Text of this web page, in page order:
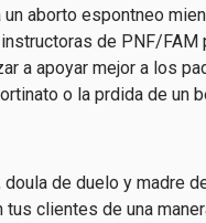
aborto espontneo
de PNF/FAM
a apoyar mejor a los
o la prdida de un
de duelo y madre
clientes de una